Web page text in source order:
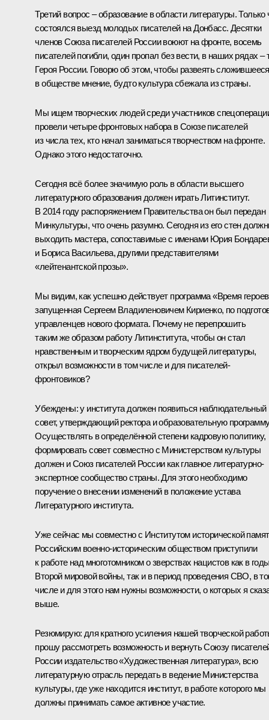
Третий вопрос – образование в области литературы. Только
состоялся выезд молодых писателей на Донбасс. Десятки
членов Союза писателей России воюют на фронте, восемь
писателей погибли, один пропал без вести, в наших рядах –
Героя России. Говорю об этом, чтобы развеять сложившееся
в обществе мнение, будто культура сбежала из страны.
Мы ищем творческих людей среди участников
провели четыре фронтовых набора в Союзе писателей
из числа тех, кто начал заниматься творчеством на фронте.
Однако этого недостаточно.
Сегодня всё более значимую роль в области высшего
литературного образования должен играть Литинститут.
В 2014 году распоряжением Правительства он был передан
Минкультуры, что очень разумно. Сегодня из его стен
выходить мастера, сопоставимые с именами Юрия
и Бориса Васильева, другими представителями
«лейтенантской прозы».
Мы видим, как успешно действует программа «Время
запущенная Сергеем Владиленовичем Кириенко, по
управленцев нового формата. Почему не перепрошить
таким же образом работу Литинститута, чтобы он стал
нравственным и творческим ядром будущей литературы,
открыл возможности в том числе и для писателей-
фронтовиков?
Убеждены: у института должен появиться наблюдательный
совет, утверждающий ректора и образовательную
Осуществлять в определённой степени кадровую политику,
формировать совет совместно с Министерством культуры
должен и Союз писателей России как главное литературно-
экспертное сообщество страны. Для этого необходимо
поручение о внесении изменений в положение устава
Литературного института.
Уже сейчас мы совместно с Институтом исторической
Российским военно-историческим обществом приступили
к работе над многотомником о зверствах нацистов как в
Второй мировой войны, так и в период проведения СВО, в
числе и для этого нам нужны возможности, о которых я
выше.
Резюмирую: для кратного усиления нашей творческой
прошу рассмотреть возможность и вернуть Союзу
России издательство «Художественная литература», всю
литературную отрасль передать в ведение Министерства
культуры, где уже находится институт, в работе которого мы
должны принимать самое активное участие.